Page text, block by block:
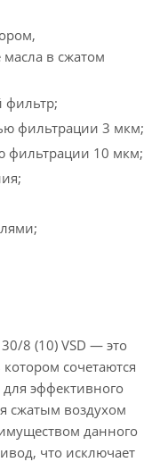
в сжатом
фильтр;
фильтрации 3 мкм;
фильтрации 10 мкм;
8 (10) VSD — это
сочетаются
эффективного
сжатым воздухом
данного
что исключает